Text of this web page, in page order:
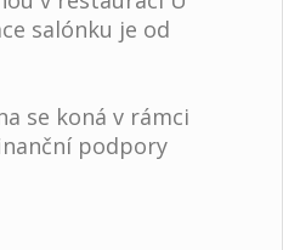
salónku je od
se koná v rámci
podpory